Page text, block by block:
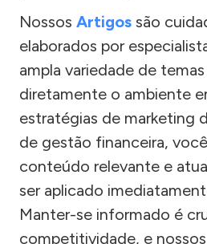
Nossos Artigos são
elaborados por
ampla variedade de
diretamente o ambiente
estratégias de marketing
de gestão financeira,
conteúdo relevante e
ser aplicado
Manter-se informado é
competitividade, e